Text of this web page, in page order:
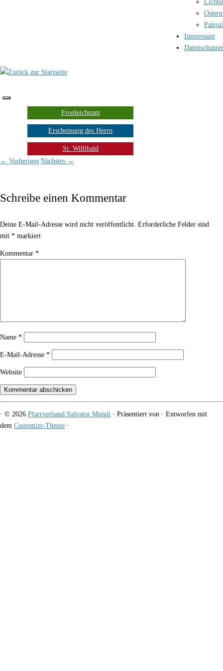
Impressum
Fronleichnam
Erscheinung des Herrn
St. Willibald
← Vorheriges Nächstes →
Schreibe einen Kommentar
Deine E-Mail-Adresse wird nicht veröffentlicht. Erforderliche Felder sind
mit * markiert
Kommentar *
Name *
E-Mail-Adresse *
Website
· © 2026 Pfarrverband Salvator Mundi · Präsentiert von · Entworfen mit
dem Customizr-Theme ·